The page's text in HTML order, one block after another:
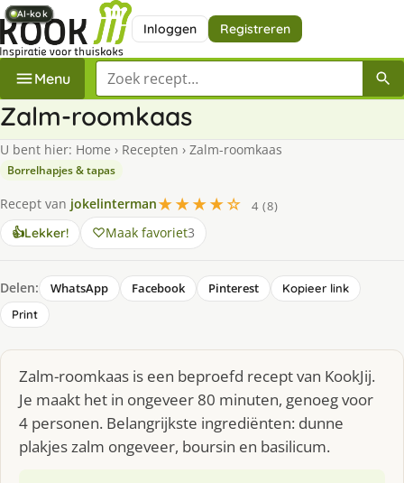
Inloggen Registreren
Menu Zoek een recept
Zalm-roomkaas
U bent hier: Home › Recepten › Zalm-roomkaas
Borrelhapjes & tapas
Recept van jokelinterman★★★★☆
4 (8)
👍Lekker! Maak favoriet3
Delen: WhatsApp Facebook Pinterest
Kopieer link
Print
Zalm-roomkaas is een beproefd recept van KookJij.
Je maakt het in ongeveer 80 minuten, genoeg voor
4 personen. Belangrijkste ingrediënten: dunne
plakjes zalm ongeveer, boursin en basilicum.
AI-kok
AI-kok
AI-kok
AI-kok
AI-kok
AI-kok
AI-kok
AI-kok